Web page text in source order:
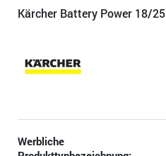
Kärcher Battery Power 18/25
Werbliche